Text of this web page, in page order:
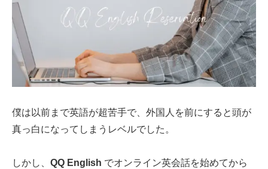
僕は以前まで英語が超苦手で、外国人を前にすると頭が
真っ白になってしまうレベルでした。
しかし、 QQ English でオンライン英会話を始めてから